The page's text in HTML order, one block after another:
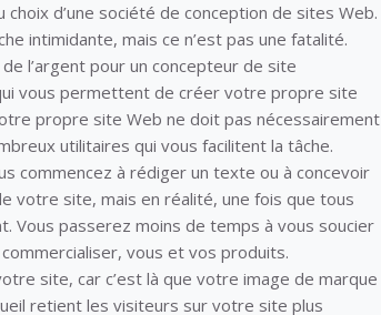
d’une société de conception de sites Web.
intimidante, mais ce n’est pas une fatalité.
l’argent pour un concepteur de site
vous permettent de créer votre propre site
propre site Web ne doit pas nécessairement
utilitaires qui vous facilitent la tâche.
commencez à rédiger un texte ou à concevoir
votre site, mais en réalité, une fois que tous
Vous passerez moins de temps à vous soucier
vous et vos produits.
site, car c’est là que votre image de marque
retient les visiteurs sur votre site plus